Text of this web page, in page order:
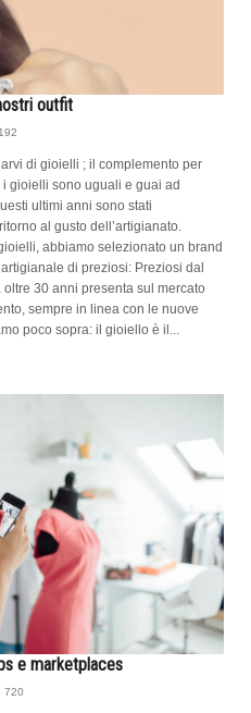
outfit
192
di gioielli ; il complemento per
gioielli sono uguali e guai ad
ultimi anni sono stati
al gusto dell’artigianato.
abbiamo selezionato un brand
di preziosi: Preziosi dal
30 anni presenta sul mercato
sempre in linea con le nuove
poco sopra: il gioiello è il...
e marketplaces
720